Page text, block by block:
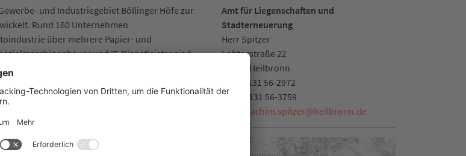
und Industriegebiet Böllinger Höfe zur
Rund 160 Unternehmen
über mehrere Papier- und
und IT-Dienstleister sind
Intersport findet sich hier
seine Schul- und Büroartikelmarke Brunnen,
und Eventcenter Redblue und das
Heilbronn-Franken (BTZ) verdeutlichen die
große Audi-Werk im benachbarten
Amt für Liegenschaften und
Stadterneuerung
Herr Spitzer
Lohtorstraße 22
Heilbronn
07131 56-2972
Fax:
07131 56-3759
achim.spitzer@heilbronn.de